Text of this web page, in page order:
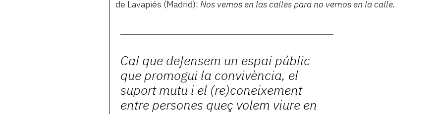
de Lavapiés (Madrid): Nos vemos en las calles para no vernos en la calle.
Cal que defensem un espai públic
que promogui la convivència, el
suport mutu i el (re)coneixement
entre persones queç volem viure en